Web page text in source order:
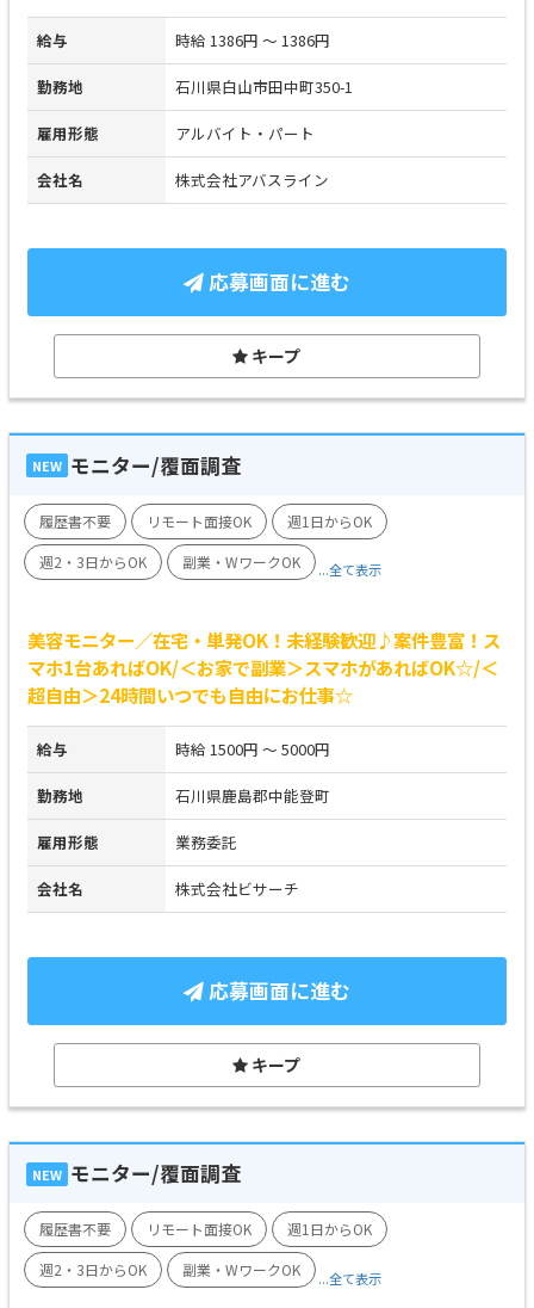
給与 時給 1386円 ～ 1386円
勤務地 石川県白山市田中町350-1
雇用形態 アルバイト・パート
会社名 株式会社アバスライン
応募画面に進む
キープ
NEW モニター/覆面調査
履歴書不要 リモート面接OK
週1日からOK
週2・3日からOK
副業・WワークOK ...全て表示
美容モニター／在宅・単発OK！未経験歓迎♪案件豊富！ス
マホ1台あればOK/＜お家で副業＞スマホがあればOK☆/＜
超自由＞24時間いつでも自由にお仕事☆
給与 時給 1500円 ～ 5000円
勤務地 石川県鹿島郡中能登町
雇用形態 業務委託
会社名 株式会社ビサーチ
応募画面に進む
キープ
NEW モニター/覆面調査
履歴書不要 リモート面接OK
週1日からOK
週2・3日からOK
副業・WワークOK ...全て表示